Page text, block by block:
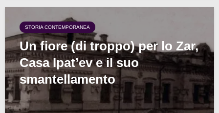
STORIA CONTEMPORANEA
Un fiore (di troppo) per lo Zar,
Casa Ipat’ev e il suo
smantellamento